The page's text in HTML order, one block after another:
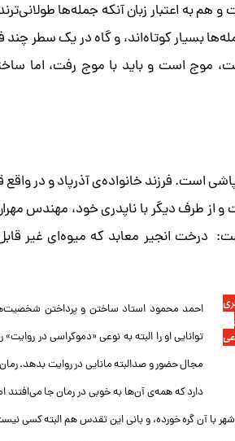
هم به اعتبار زبان آنکه جمله‌ها
موج است و باید با موج رفت، اما
است. فرزند خانواده‌ی آذرپاد و در واقع
طرف دیگر با ناپدری خود، مهندس
درخت انجیر معابد که میوه‌ای غیر
احمد محمود استاد ساختن و پرداختن
توانایی او را البته به نوعی «دموکراسی در
مجال حضور و صدالبته مانایی در روایت بدهد.
دارد که همه‌ی آن‌ها به خوبی در رمان جا
با آن گره خورده، و بانی این تقدس هم البته کسی